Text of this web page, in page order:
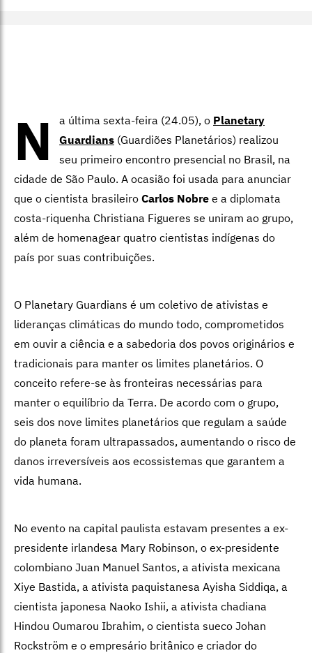
N a última sexta-feira (24.05), o Planetary
Guardians (Guardiões Planetários) realizou
seu primeiro encontro presencial no Brasil, na
cidade de São Paulo. A ocasião foi usada para anunciar
que o cientista brasileiro Carlos Nobre e a diplomata
costa-riquenha Christiana Figueres se uniram ao grupo,
além de homenagear quatro cientistas indígenas do
país por suas contribuições.
O Planetary Guardians é um coletivo de ativistas e
lideranças climáticas do mundo todo, comprometidos
em ouvir a ciência e a sabedoria dos povos originários e
tradicionais para manter os limites planetários. O
conceito refere-se às fronteiras necessárias para
manter o equilíbrio da Terra. De acordo com o grupo,
seis dos nove limites planetários que regulam a saúde
do planeta foram ultrapassados, aumentando o risco de
danos irreversíveis aos ecossistemas que garantem a
vida humana.
No evento na capital paulista estavam presentes a ex-
presidente irlandesa Mary Robinson, o ex-presidente
colombiano Juan Manuel Santos, a ativista mexicana
Xiye Bastida, a ativista paquistanesa Ayisha Siddiqa, a
cientista japonesa Naoko Ishii, a ativista chadiana
Hindou Oumarou Ibrahim, o cientista sueco Johan
Rockström e o empresário britânico e criador do